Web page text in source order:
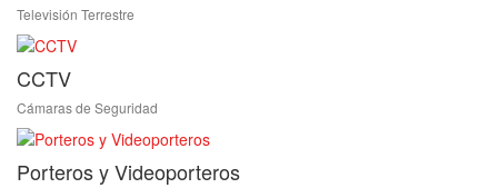
Televisión Terrestre
CCTV
Cámaras de Seguridad
Porteros y Videoporteros